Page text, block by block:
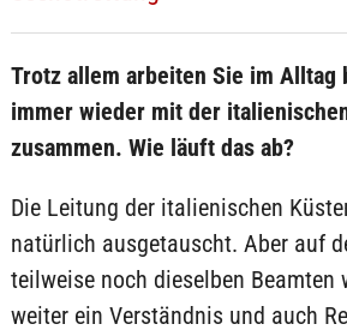
Trotz allem arbeiten Sie im Alltag
immer wieder mit der
zusammen. Wie läuft das ab?
Die Leitung der italienischen
natürlich ausgetauscht. Aber auf
teilweise noch dieselben Beamten
weiter ein Verständnis und auch